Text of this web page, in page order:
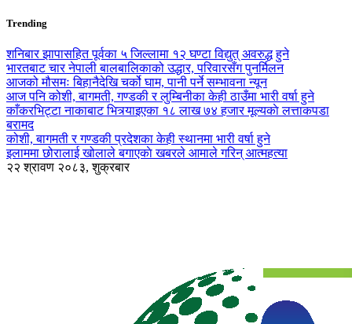
Trending
शनिबार झापासहित पूर्वका ५ जिल्लामा १२ घण्टा विद्युत् अवरुद्ध हुने
भारतबाट चार नेपाली बालबालिकाको उद्धार, परिवारसँग पुनर्मिलन
आजको मौसमः बिहानैदेखि चर्को घाम, पानी पर्ने सम्भावना न्यून
आज पनि कोशी, बागमती, गण्डकी र लुम्बिनीका केही ठाउँमा भारी वर्षा हुने
काँकरभिट्टा नाकाबाट भित्र्याइएका १८ लाख ७४ हजार मूल्यकाे लत्ताकपडा
बरामद
कोशी, बागमती र गण्डकी प्रदेशका केही स्थानमा भारी वर्षा हुने
इलाममा छोरालाई खोलाले बगाएकाे खबरले आमाले गरिन् आत्महत्या
२२ श्रावण २०८३, शुक्रबार